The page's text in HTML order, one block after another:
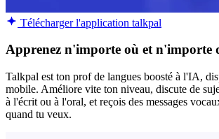
Télécharger l'application talkpal
Apprenez n'importe où et n'importe
Talkpal est ton prof de langues boosté à l'IA,
mobile. Améliore vite ton niveau, discute de
à l'écrit ou à l'oral, et reçois des messages
quand tu veux.